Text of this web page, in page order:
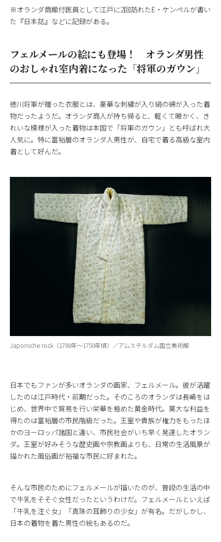
※オランダ商館付医員として江戸に2回訪れたE・ケンペルが書い
た『日本誌』などに記録がある。
フェルメールの絵にも登場！ オランダ男性
のおしゃれ室内着になった「将軍のガウン」
徳川将軍が贈った衣服とは、豪華な刺繍が入り絹の綿が入った着
物だったようだ。オランダ商人が持ち帰ると、軽くて暖かく、き
れいな模様が入った着物は本国で「将軍のガウン」とも呼ばれ大
人気に。特に富裕層のオランダ人男性が、自宅で着る高級な室内
着として好んだ。
Japonsche rock（1700年～1750年頃）／アムステルダム国立美術館
日本でもファンが多いオランダの画家、フェルメール。彼が活躍
したのは江戸時代・前期だった。そのころのオランダは長崎をは
じめ、世界中で貿易を行い栄華を極めた黄金時代。莫大な利益を
得たのは富裕層の市民階級だった。王室や貴族が権力をもったほ
かのヨーロッパ諸国と違い、市民社会がいち早く発達したオラン
ダ。王室が好みそうな歴史画や宗教画よりも、日常の生活風景が
描かれた風俗画が裕福な市民に好まれた。
そんな市民のためにフェルメールが描いたのが、普段の生活の中
で牛乳をそそぐ女性だったというわけだ。フェルメールといえば
「牛乳を注ぐ女」「真珠の耳飾りの少女」が有名。だがしかし、
日本の着物を着た男性の絵もあるのだ。